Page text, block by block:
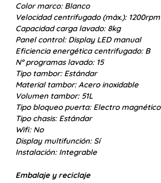
Color marco: Blanco
Velocidad centrifugado (máx.): 1200rpm
Capacidad carga lavado: 8kg
Panel control: Display LED manual
Eficiencia energética centrifugado: B
Nº programas lavado: 15
Tipo tambor: Estándar
Material tambor:Acero inoxidable
Volumen tambor: 51L
Tipo bloqueo puerta: Electro magnético
Tipo chasis: Estándar
Wifi: No
Display multifunción: Sí
Instalación: Integrable
Embalaje y reciclaje